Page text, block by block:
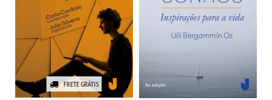
FRETE GRÁTIS